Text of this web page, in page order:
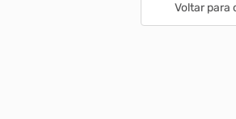
Voltar para